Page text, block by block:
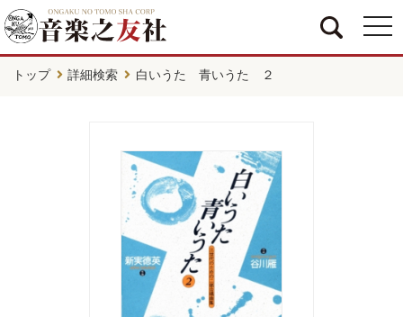
トップ 詳細検索 白いうた 青いうた ２